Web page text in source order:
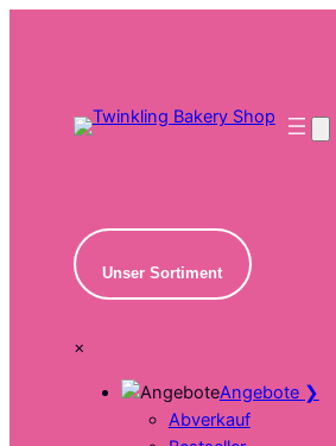
Unser Sortiment
×
Angebote ❯
Abverkauf